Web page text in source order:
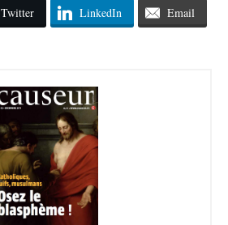
Twitter LinkedIn Email